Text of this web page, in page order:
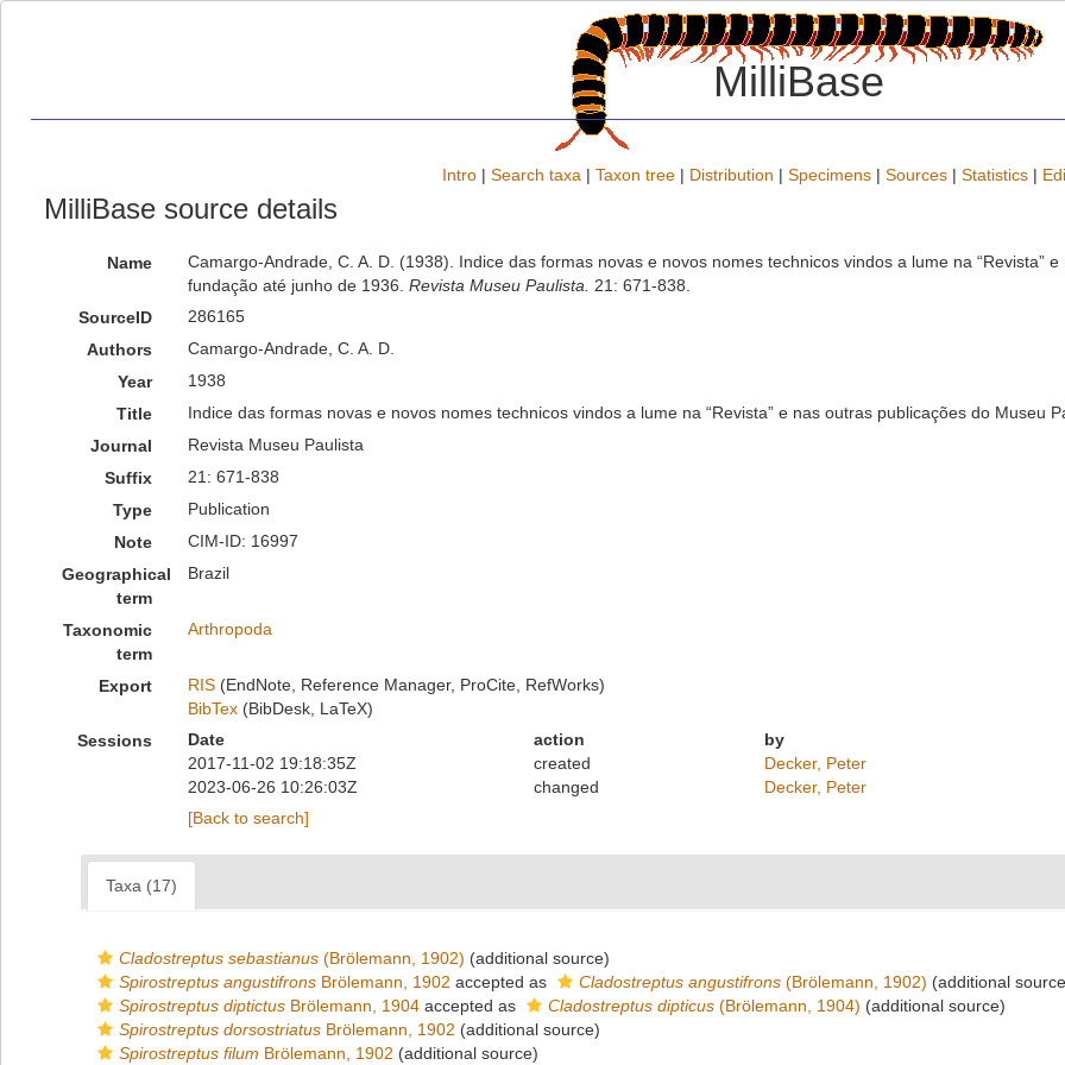
MilliBase
Intro | Search taxa | Taxon tree | Distribution | Specimens | Sources | Statistics |
MilliBase source details
Name
Camargo-Andrade, C. A. D. (1938). Indice das formas novas e novos nomes technicos vindos a lume na “Revista”
fundação até junho de 1936. Revista Museu Paulista.
21: 671-838.
SourceID
286165
Authors
Camargo-Andrade, C. A. D.
Year
1938
Title
Indice das formas novas e novos nomes technicos vindos a lume na “Revista” e nas outras publicações do Museu
Journal
Revista Museu Paulista
Suffix
21: 671-838
Type
Publication
Note
CIM-ID: 16997
Geographical
term
Brazil
Taxonomic
term
Arthropoda
Export RIS(EndNote, Reference Manager, ProCite, RefWorks)
BibTex(BibDesk, LaTeX)
Sessions
Date action
by
2017-11-02 19:18:35Z
created
Decker, Peter
2023-06-26 10:26:03Z
changed
Decker, Peter
[Back to search]
Taxa (17)
Cladostreptus sebastianus (Brölemann, 1902) (additional source)
Spirostreptus angustifrons Brölemann, 1902 accepted as Cladostreptus angustifrons (Brölemann, 1902) (additional
Spirostreptus diptictus Brölemann, 1904 accepted as Cladostreptus dipticus (Brölemann, 1904) (additional source)
Spirostreptus dorsostriatus Brölemann, 1902 (additional source)
Spirostreptus filum Brölemann, 1902 (additional source)